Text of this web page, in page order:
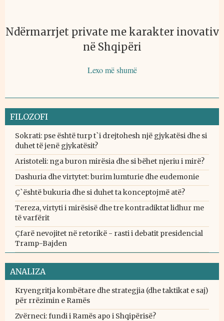
Ndërmarrjet private me karakter inovativ
në Shqipëri
Lexo më shumë
FILOZOFI
Sokrati: pse është turp t`i drejtohesh një gjykatësi dhe si
duhet të jenë gjykatësit?
Aristoteli: nga buron mirësia dhe si bëhet njeriu i mirë?
Dashuria dhe virtytet: burim lumturie dhe eudemonie
Ç`është bukuria dhe si duhet ta konceptojmë atë?
Tereza, virtyti i mirësisë dhe tre kontradiktat lidhur me
të varfërit
Çfarë nevojitet në retorikë - rasti i debatit presidencial
Tramp-Bajden
ANALIZA
Kryengritja kombëtare dhe strategjia (dhe taktikat e saj)
për rrëzimin e Ramës
Zvërneci: fundi i Ramës apo i Shqipërisë?